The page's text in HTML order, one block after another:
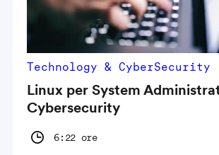
Technology & CyberSecurity
Linux per System
Cybersecurity
6:22 ore